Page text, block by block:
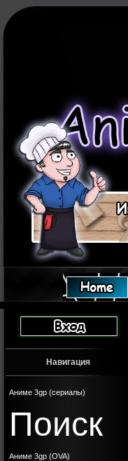
Навигация
Аниме 3gp (сериалы)
Поиск
Аниме 3gp (OVA)